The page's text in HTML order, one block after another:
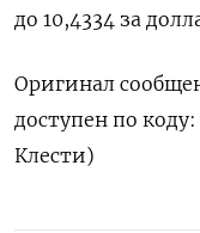
до 10,4334 за
Оригинал
доступен по
Клести)